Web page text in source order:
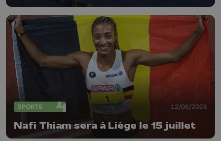
ses jeunes !
SPORTS 12/06/2026
Nafi Thiam sera à Liège le 15 juillet